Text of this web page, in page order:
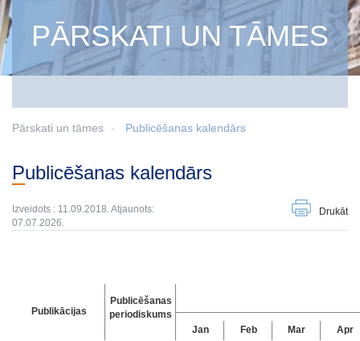
PĀRSKATI UN TĀMES
Pārskati un tāmes Publicēšanas kalendārs
Publicēšanas kalendārs
Izveidots : 11.09.2018. Atjaunots:
07.07.2026.
Drukāt
Publikācijas
Publicēšanas
periodiskums
Jan
Feb Mar Apr